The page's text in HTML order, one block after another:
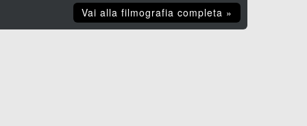
Vai alla filmografia completa »